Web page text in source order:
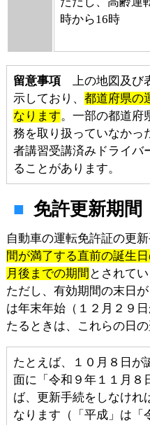
時から16時
留意事項上の地図及び
示しており、 都道府県の
なります。一部の都道府
務を取り扱っていなかっ
者講習受講済みドライバ
ることがあります。
免許更新期間
自動車の運転免許証の更
間が満了する直前の誕生
月後までの期間 とされてい
ただし、有効期間の末日
は年末年始（１２月２９
たるときは、これらの日
たとえば、１０月８日が
面に「令和９年１１月８
ば、更新手続をしなけれ
なります（「平成」は「